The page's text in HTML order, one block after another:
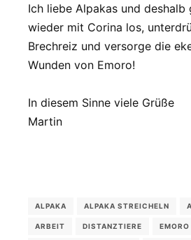
Ich liebe Alpakas und deshalb
wieder mit Corina los,
Brechreiz und versorge die
Wunden von Emoro!
In diesem Sinne viele Grüße
Martin
ALPAKA ALPAKA STREICHELN
ARBEIT DISTANZTIERE EMORO